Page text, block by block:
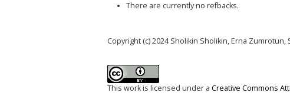
There are currently no refbacks.
Copyright (c) 2024 Sholikin Sholikin, Erna
This work is licensed under a Creative Commons